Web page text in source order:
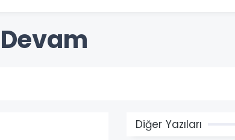
Diğer Yazıları